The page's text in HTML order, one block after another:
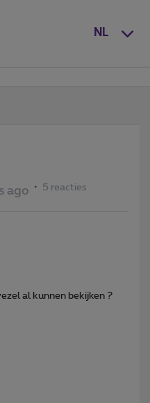
NL
ago 5 reacties
al kunnen bekijken ?